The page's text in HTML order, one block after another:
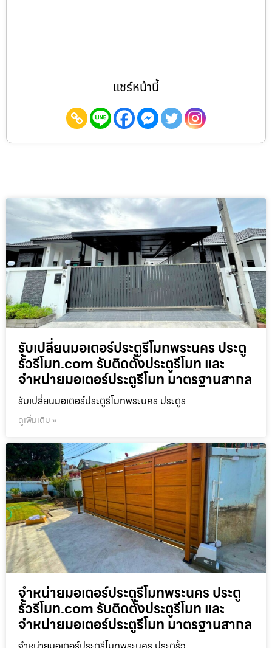
แชร์หน้านี้
รับเปลี่ยนมอเตอร์ประตูรีโมทพระนคร ประตู
รั้วรีโมท.com รับติดตั้งประตูรีโมท และ
จำหน่ายมอเตอร์ประตูรีโมท มาตรฐานสากล
รับเปลี่ยนมอเตอร์ประตูรีโมทพระนคร ประตูร
ดูเพิ่มเติม »
จำหน่ายมอเตอร์ประตูรีโมทพระนคร ประตู
รั้วรีโมท.com รับติดตั้งประตูรีโมท และ
จำหน่ายมอเตอร์ประตูรีโมท มาตรฐานสากล